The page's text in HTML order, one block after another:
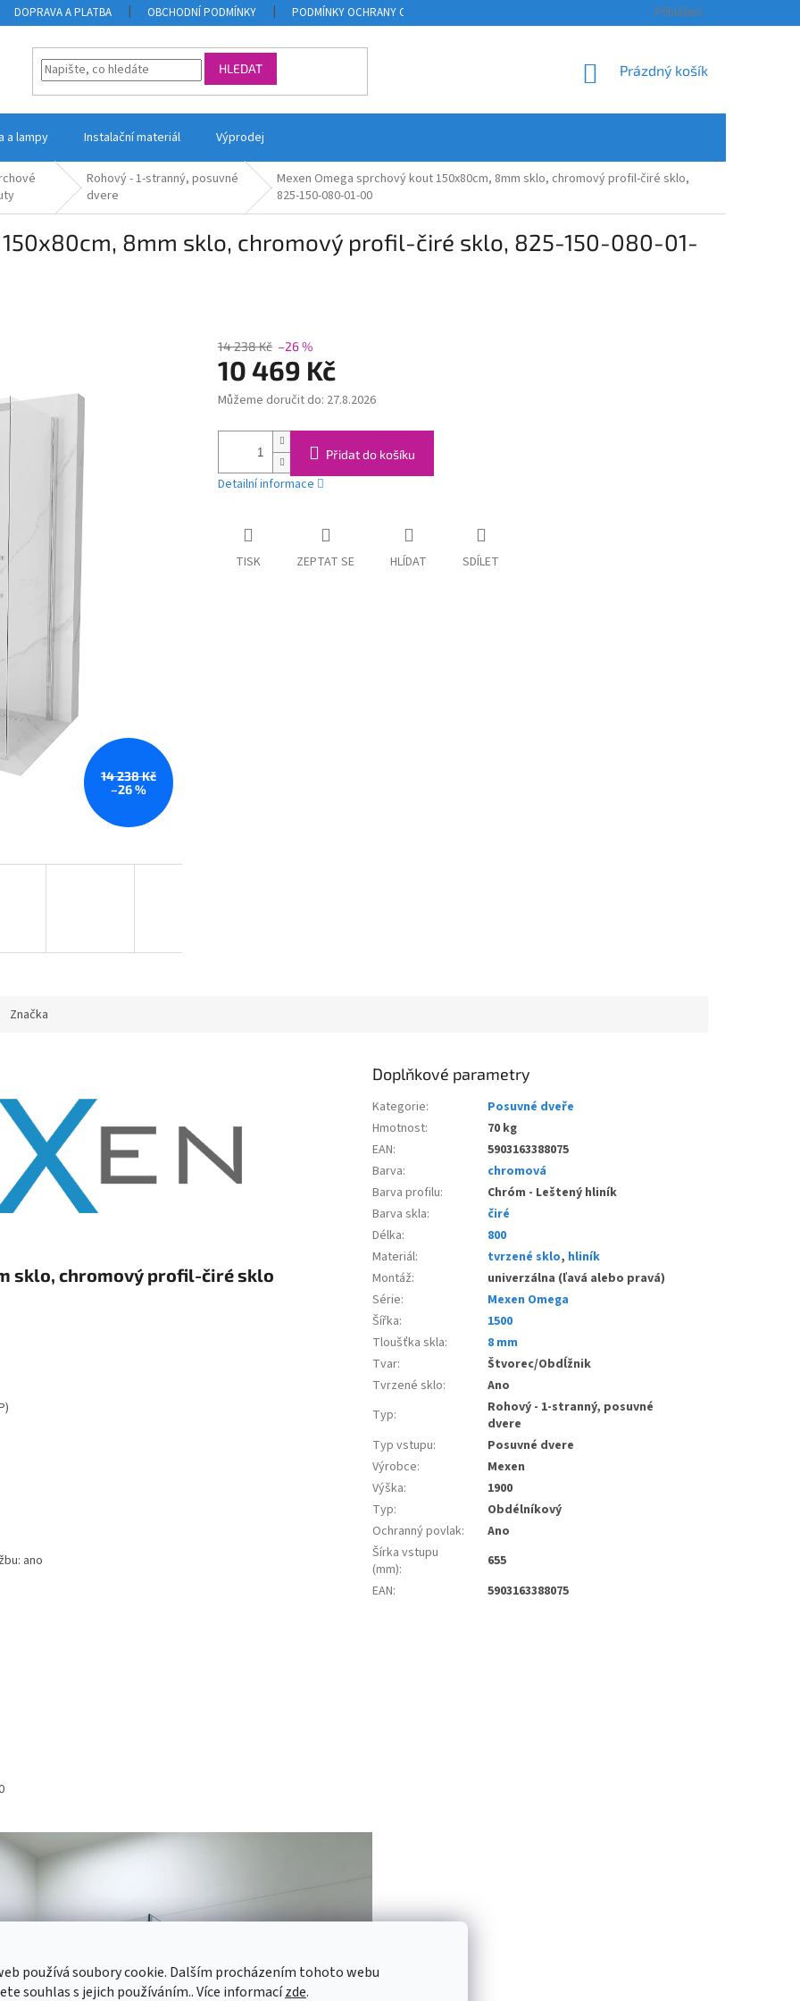
používá soubory cookie. Dalším procházením tohoto webu
souhlas s jejich používáním.. Více informacízde.
DOPRAVA A PLATBA OBCHODNÍ PODMÍNKY PODMÍNKY OCHRANY OSOBNÍCH ÚDAJŮ ODSTOUPENÍ OD SMLOUVY A
Přihlášení
HLEDAT
NÁKUPNÍ
Prázdný košík
a lampy Instalační materiál Výprodej
Rohový - 1-stranný, posuvné
dvere
Mexen Omega sprchový kout 150x80cm, 8mm sklo, chromový profil-čiré sklo,
825-150-080-01-00
8mm sklo, chromový profil-čiré sklo, 825-150-080-01-
14 238 Kč
–26 %
14 238 Kč –26 %
10 469 Kč
Měrná
Můžeme doručit do: 27.8.2026
Přidat do košíku
Detailní informace
TISK ZEPTAT SE HLÍDAT SDÍLET
Značka
sklo, chromový profil-čiré sklo
ano
Doplňkové parametry
Kategorie:
Posuvné dveře
Hmotnost:
70 kg
EAN:
5903163388075
Barva:
chromová
Barva profilu:
Chróm - Leštený hliník
Barva skla:
čiré
Délka:
800
Materiál: tvrzené sklo, hliník
Montáž:
univerzálna (ľavá alebo pravá)
Série:
Mexen Omega
Šířka:
1500
Tloušťka skla:
8 mm
Tvar:
Štvorec/Obdĺžnik
Tvrzené sklo:
Ano
Typ:
Rohový - 1-stranný, posuvné
dvere
Typ vstupu:
Posuvné dvere
Výrobce:
Mexen
Výška:
1900
Typ:
Obdélníkový
Ochranný povlak:
Ano
Šírka vstupu
(mm):
655
EAN: 5903163388075